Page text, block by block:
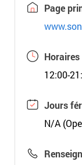
Page
12:00-
Jours
N/A